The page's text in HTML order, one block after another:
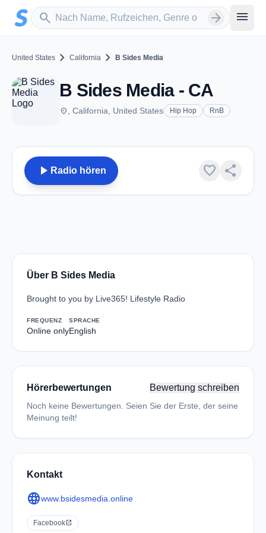
Zum Hauptinhalt springen
search
Sender suchen arrow_forward menu
United States chevron_right California chevron_right B Sides Media
B Sides Media - CA
place , California, United States Hip Hop RnB
play_arrow Radio hören favorite share
Über B Sides Media
Brought to you by Live365! Lifestyle Radio
FREQUENZ
Online only
SPRACHE
English
Hörerbewertungen Bewertung schreiben
Noch keine Bewertungen. Seien Sie der Erste, der seine
Meinung teilt!
Kontakt
languagewww.bsidesmedia.online
Facebook open_in_new